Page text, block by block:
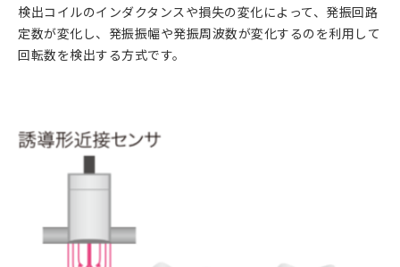
検出コイルのインダクタンスや損失の変化によって、発振回路
定数が変化し、発振振幅や発振周波数が変化するのを利用して
回転数を検出する方式です。